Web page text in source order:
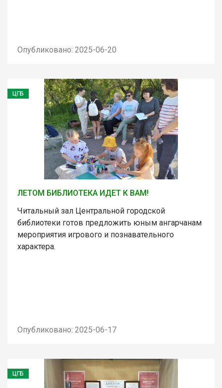
Опубликовано: 2025-06-20
ЦГБ
ЛЕТОМ БИБЛИОТЕКА ИДЕТ К ВАМ!
Читальный зал Центральной городской
библиотеки готов предложить юным ангарчанам
мероприятия игрового и познавательного
характера.
Опубликовано: 2025-06-17
ЦГБ